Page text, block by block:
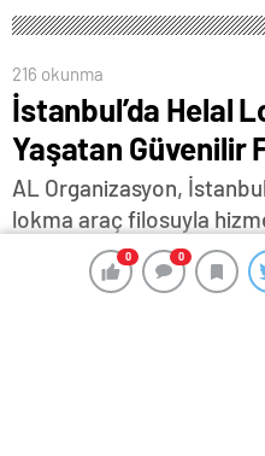
0 0
216 okunma
İstanbul’da Helal
Yaşatan Güvenilir
AL Organizasyon,
lokma araç filosuyla
News 21
0 0